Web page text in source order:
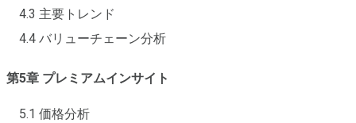
4.3 主要トレンド
4.4 バリューチェーン分析
第5章 プレミアムインサイト
5.1 価格分析